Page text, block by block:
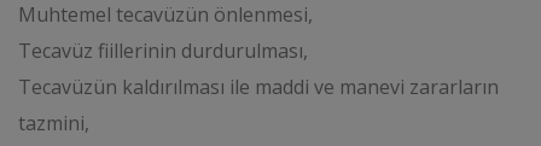
Muhtemel tecavüzün önlenmesi,
Tecavüz fiillerinin durdurulması,
Tecavüzün kaldırılması ile maddi ve manevi zararların
tazmini,